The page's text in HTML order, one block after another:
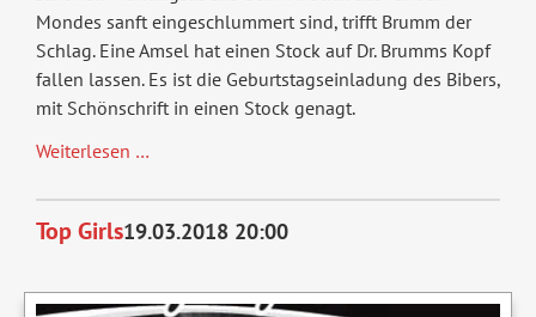
Mondes sanft eingeschlummert sind, trifft Brumm der
Schlag. Eine Amsel hat einen Stock auf Dr. Brumms Kopf
fallen lassen. Es ist die Geburtstagseinladung des Bibers,
mit Schönschrift in einen Stock genagt.
Weiterlesen …Dr.
Top Girls19.03.2018 20:00